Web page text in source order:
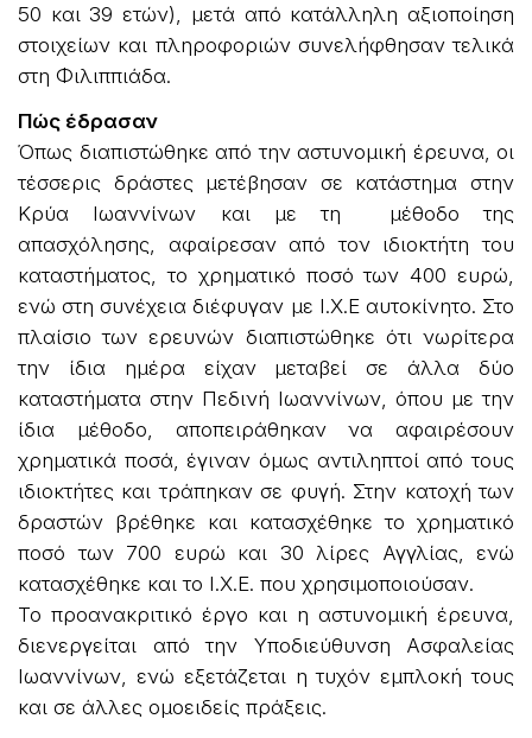
50 και 39 ετών), μετά από κατάλληλη αξιοποίηση
στοιχείων και πληροφοριών συνελήφθησαν τελικά
στη Φιλιππιάδα.
Πώς έδρασαν
Όπως διαπιστώθηκε από την αστυνομική έρευνα, οι
τέσσερις δράστες μετέβησαν σε κατάστημα στην
Κρύα Ιωαννίνων και με τη μέθοδο της
απασχόλησης, αφαίρεσαν από τον ιδιοκτήτη του
καταστήματος, το χρηματικό ποσό των 400 ευρώ,
ενώ στη συνέχεια διέφυγαν με Ι.Χ.Ε αυτοκίνητο. Στο
πλαίσιο των ερευνών διαπιστώθηκε ότι νωρίτερα
την ίδια ημέρα είχαν μεταβεί σε άλλα δύο
καταστήματα στην Πεδινή Ιωαννίνων, όπου με την
ίδια μέθοδο, αποπειράθηκαν να αφαιρέσουν
χρηματικά ποσά, έγιναν όμως αντιληπτοί από τους
ιδιοκτήτες και τράπηκαν σε φυγή. Στην κατοχή των
δραστών βρέθηκε και κατασχέθηκε το χρηματικό
ποσό των 700 ευρώ και 30 λίρες Αγγλίας, ενώ
κατασχέθηκε και το Ι.Χ.Ε. που χρησιμοποιούσαν.
Το προανακριτικό έργο και η αστυνομική έρευνα,
διενεργείται από την Υποδιεύθυνση Ασφαλείας
Ιωαννίνων, ενώ εξετάζεται η τυχόν εμπλοκή τους
και σε άλλες ομοειδείς πράξεις.